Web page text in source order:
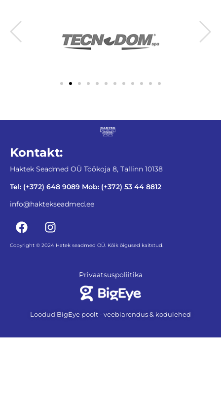
Kontakt:
Haktek Seadmed OÜ Töökoja 8, Tallinn 10138
Tel: (+372) 648 9089 Mob: (+372) 53 44 8812
info@haktekseadmed.ee
Copyright © 2024 Hatek seadmed OÜ. Kõik õigused kaitstud.
Privaatsuspoliitika
Loodud BigEye poolt - veebiarendus & kodulehed